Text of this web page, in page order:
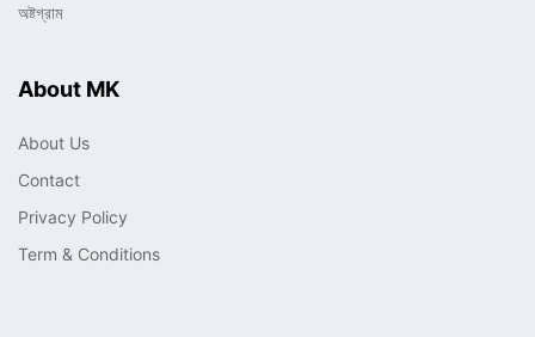
অষ্টগ্রাম
About MK
About Us
Contact
Privacy Policy
Term & Conditions